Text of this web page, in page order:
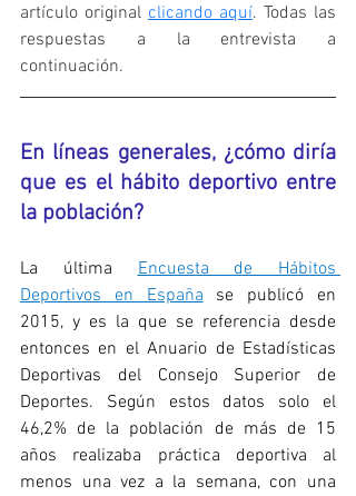
artículo original clicando aquí. Todas las
respuestas a la entrevista a
continuación.
En líneas generales, ¿cómo diría
que es el hábito deportivo entre
la población?
La última Encuesta de Hábitos
Deportivos en España se publicó en
2015, y es la que se referencia desde
entonces en el Anuario de Estadísticas
Deportivas del Consejo Superior de
Deportes. Según estos datos solo el
46,2% de la población de más de 15
años realizaba práctica deportiva al
menos una vez a la semana, con una